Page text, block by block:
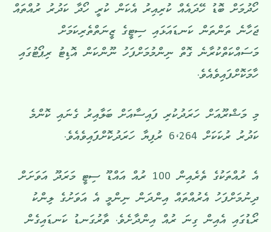
ހޯދުމަށް ބޮޑު ހޭދައެއް ކުރިއިރު އެކަން ކުރީ ހޯދާ ކަދުރު ރުއްތައް
ޖަހާނެ ތަންތަން ކަނޑައަޅައި ސިޓީގެ ޒީނަތްތެރިކަމަށް
މަސައްކަތްކުރާނެ ގޮތް ނިންމުމަށްފަހު ނޫންކަން އޮޑިޓު ރިޕޯޓުގައި
ހާމަކޮށްފައިވެއެވެ.
މި މަޝްރޫއަށް ހަރަދުކުރި ފައިސާއަށް ބަލާއިރު ގެނައި ކޮންމެ
ކަދުރު ރުކަކަށް 6،264 ރުފިޔާ ހަރަދުކޮށްފަައިވެއެވެ.
އެ ރުއްތަކުގެ ތެރެއިން 100 ރުއް އައްޑޫ ސިޓީ މަރަދޫ އަވަށަށް
ދިނުމަށްފަހު އެރުއްތައް އިންދަން ނިންމީ އެ އަވަށުގެ ލިންކު
ރޯޑުގައި އެއިން ގިނަ ރުއް އިންދާށެވެ. ތާރުގަނޑު ކަނޑައިގެން